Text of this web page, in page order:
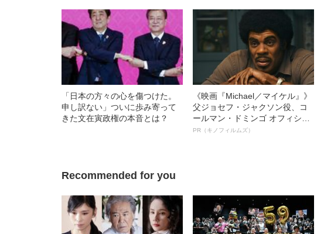
「日本の方々の心を傷つけた。
申し訳ない」ついに歩み寄って
きた文在寅政権の本音とは？
《映画『Michael／マイケル』》
父ジョセフ・ジャクソン役、コ
ールマン・ドミンゴ オフィシャ
ルインタビュー“観客を魅了した
PR（キノフィルムズ）
Recommended for you